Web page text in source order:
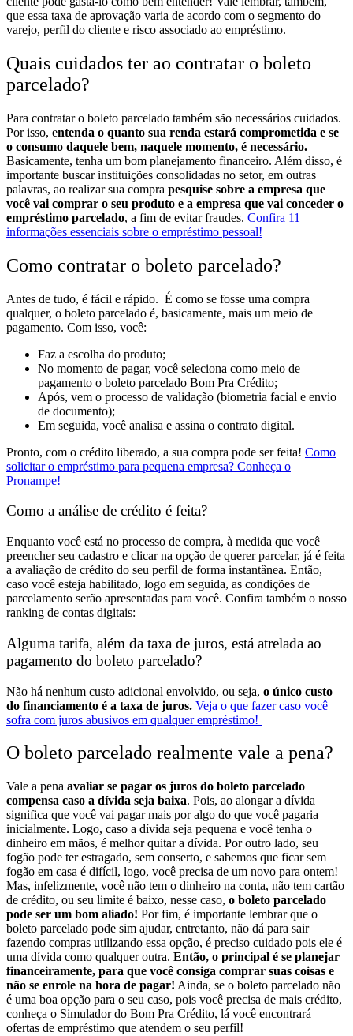
que essa taxa de aprovação varia de acordo com o segmento do
varejo, perfil do cliente e risco associado ao empréstimo.
Quais cuidados ter ao contratar o boleto
parcelado?
Para contratar o boleto parcelado também são necessários cuidados.
Por isso, entenda o quanto sua renda estará comprometida e se
o consumo daquele bem, naquele momento, é necessário.
Basicamente, tenha um bom planejamento financeiro. Além disso, é
importante buscar instituições consolidadas no setor, em outras
palavras, ao realizar sua compra pesquise sobre a empresa que
você vai comprar o seu produto e a empresa que vai conceder o
empréstimo parcelado, a fim de evitar fraudes. Confira 11
informações essenciais sobre o empréstimo pessoal!
Como contratar o boleto parcelado?
Antes de tudo, é fácil e rápido. É como se fosse uma compra
qualquer, o boleto parcelado é, basicamente, mais um meio de
pagamento. Com isso, você:
Faz a escolha do produto;
No momento de pagar, você seleciona como meio de
pagamento o boleto parcelado Bom Pra Crédito;
Após, vem o processo de validação (biometria facial e envio
de documento);
Em seguida, você analisa e assina o contrato digital.
Pronto, com o crédito liberado, a sua compra pode ser feita! Como
solicitar o empréstimo para pequena empresa? Conheça o
Pronampe!
Como a análise de crédito é feita?
Enquanto você está no processo de compra, à medida que você
preencher seu cadastro e clicar na opção de querer parcelar, já é feita
a avaliação de crédito do seu perfil de forma instantânea. Então,
caso você esteja habilitado, logo em seguida, as condições de
parcelamento serão apresentadas para você. Confira também o nosso
ranking de contas digitais:
Alguma tarifa, além da taxa de juros, está atrelada ao
pagamento do boleto parcelado?
Não há nenhum custo adicional envolvido, ou seja, o único custo
do financiamento é a taxa de juros. Veja o que fazer caso você
sofra com juros abusivos em qualquer empréstimo!
O boleto parcelado realmente vale a pena?
Vale a pena avaliar se pagar os juros do boleto parcelado
compensa caso a dívida seja baixa. Pois, ao alongar a dívida
significa que você vai pagar mais por algo do que você pagaria
inicialmente. Logo, caso a dívida seja pequena e você tenha o
dinheiro em mãos, é melhor quitar a dívida. Por outro lado, seu
fogão pode ter estragado, sem conserto, e sabemos que ficar sem
fogão em casa é difícil, logo, você precisa de um novo para ontem!
Mas, infelizmente, você não tem o dinheiro na conta, não tem cartão
de crédito, ou seu limite é baixo, nesse caso, o boleto parcelado
pode ser um bom aliado! Por fim, é importante lembrar que o
boleto parcelado pode sim ajudar, entretanto, não dá para sair
fazendo compras utilizando essa opção, é preciso cuidado pois ele é
uma dívida como qualquer outra. Então, o principal é se planejar
financeiramente, para que você consiga comprar suas coisas e
não se enrole na hora de pagar! Ainda, se o boleto parcelado não
é uma boa opção para o seu caso, pois você precisa de mais crédito,
conheça o Simulador do Bom Pra Crédito, lá você encontrará
ofertas de empréstimo que atendem o seu perfil!